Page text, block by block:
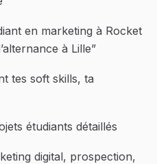
en marketing à Rocket
à Lille”
tes soft skills, ta
étudiants détaillés
digital, prospection,